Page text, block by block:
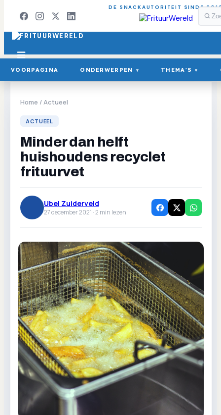
DE SNACKAUTORITEIT SINDS
VOORPAGINA ONDERWERPEN ▾ THEMA'S ▾
Home /Actueel
ACTUEEL
Minder dan helft
huishoudens recyclet
frituurvet
Ubel Zuiderveld
27 december 2021 ·2 min lezen